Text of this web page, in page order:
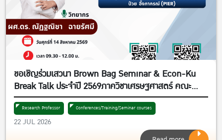
ขอเชิญร่วมเสวนา Brown Bag Seminar & Econ-Ku
Break Talk ประจำปี 2569ภาควิชาเศรษฐศาสตร์ คณะ
เศรษฐศาสตร์ มหาวิทยาลัยเกษตรศาสตร์หัวข้อ “อารมณ์
บุคลิกภาพ และการตกเป็นผู้เสียหายกลโกงออนไลน์ :
Victim and Online Financial Scams :
Understanding Heterogeneity in Susceptibility to
Research Professor Conferences/Training/Seminar courses
22 JUL 2026